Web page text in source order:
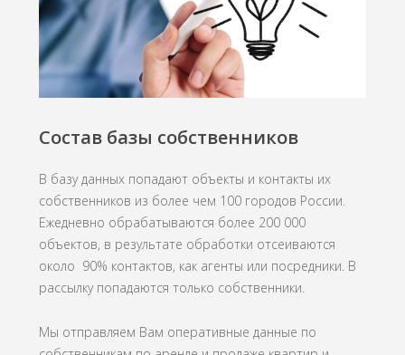
Состав базы собственников
В базу данных попадают объекты и контакты их
собственников из более чем 100 городов России.
Ежедневно обрабатываются более 200 000
объектов, в результате обработки отсеиваются
около 90% контактов, как агенты или посредники. В
рассылку попадаются только собственники.
Мы отправляем Вам оперативные данные по